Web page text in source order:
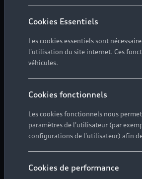
Cookies Essentiels
Les cookies essentiels sont
l'utilisation du site internet. Ces
véhicules.
Cookies fonctionnels
Les cookies fonctionnels nous
paramètres de l'utilisateur (par
configurations de l'utilisateur) afin
Cookies de performance